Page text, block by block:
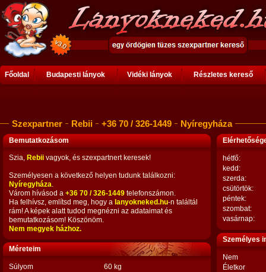
Főoldal Budapesti lányok Vidéki lányok Részletes kereső
Szexpartner Rebii +36 70 / 326-1449 Nyíregyháza
Bemutatkozásom
Szia, Rebii vagyok, és szexpartnert keresek!
Személyesen a következő helyen tudunk találkozni:
Nyíregyháza.
Várom hívásod a +36 70 / 326-1449 telefonszámon.
Ha felhívsz, említsd meg, hogy a lanyokneked.hu-n találtál
rám! A képek alatt tudod megnézni az adataimat és
bemutatkozásom! Köszönöm.
Nem megyek házhoz.
Méreteim
Súlyom
60 kg
hétfő:
kedd:
szerda:
csütörtök:
péntek:
szombat:
vasárnap:
Személyes
Nem
Életkor